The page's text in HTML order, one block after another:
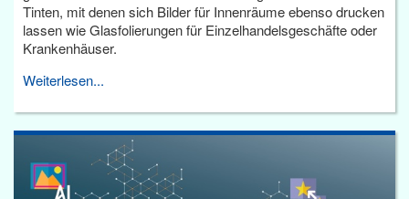
Tinten, mit denen sich Bilder für Innenräume ebenso drucken
lassen wie Glasfolierungen für Einzelhandelsgeschäfte oder
Krankenhäuser.
Weiterlesen...